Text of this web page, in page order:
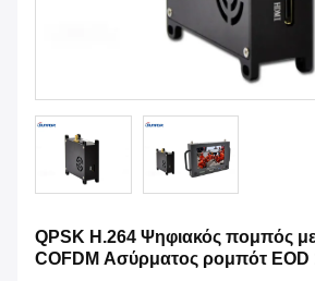
QPSK H.264 Ψηφιακός πομπός
COFDM Ασύρματος ρομπότ EOD